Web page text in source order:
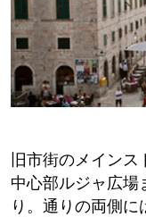
旧市街のメイン
中心部ルジャ広場
り。通りの両側